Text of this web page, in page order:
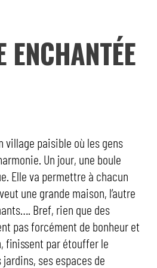
ENCHANTÉE
village paisible où les gens
Un jour, une boule
Elle va permettre à chacun
une grande maison, l’autre
Bref, rien que des
pas forcément de bonheur et
finissent par étouffer le
ses espaces de